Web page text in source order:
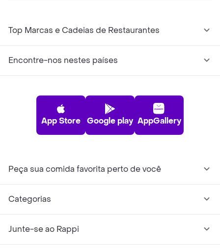
Top Marcas e Cadeias de Restaurantes
Encontre-nos nestes países
App Store Google play AppGallery
Peça sua comida favorita perto de você
Categorias
Junte-se ao Rappi